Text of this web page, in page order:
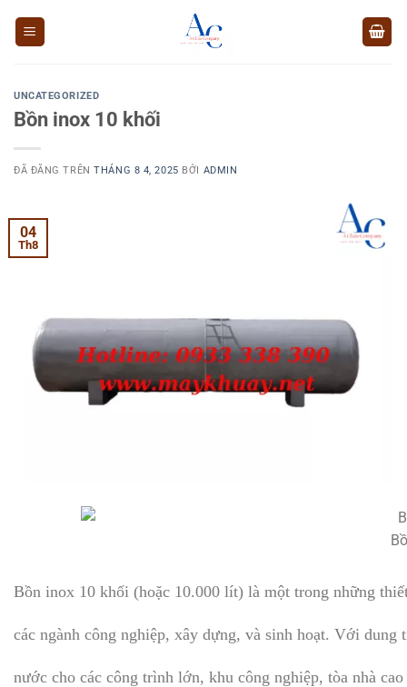
UNCATEGORIZED
Bồn inox 10 khối
ĐÃ ĐĂNG TRÊNTHÁNG 8 4, 2025 BỞI ADMIN
04
Th8
Bồn inox 10 khối (hoặc 10.000 lít) là một trong những
các ngành công nghiệp, xây dựng, và sinh hoạt. Với
nước cho các công trình lớn, khu công nghiệp, tòa nhà